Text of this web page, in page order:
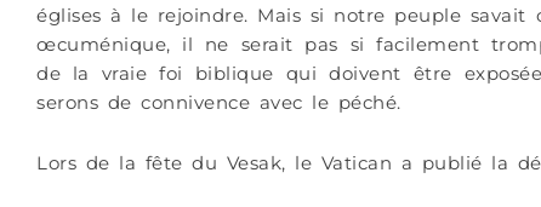
églises à le rejoindre. Mais si notre peuple
œcuménique, il ne serait pas si facilement
de la vraie foi biblique qui doivent être
serons de connivence avec le péché.
Lors de la fête du Vesak, le Vatican a publié la